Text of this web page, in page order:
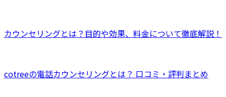
カウンセリングとは？目的や効果、料金について徹底解説！
cotreeの電話カウンセリングとは？ 口コミ・評判まとめ